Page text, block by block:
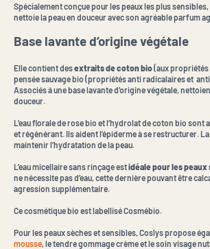
Spécialement conçue pour les peaux les plus
nettoie la peau en douceur avec son agréable parfum
Base lavante d’origine végétale
Elle contient desextraits de coton bio(aux propriétés
pensée sauvage bio (propriétés anti radicalaires et
Associés à une base lavante d’origine végétale,
douceur.
L’eau florale de rose bio et l’hydrolat de coton bio sont
et régénérant. Ils aident l’épiderme à se restructurer.
maintenir l’hydratation de la peau.
L’eau micellaire sans rinçage estidéale pour les peaux
ne nécessite pas d’eau, cette dernière pouvant être
agression supplémentaire.
Ce cosmétique bio est labellisé Cosmébio.
Pour les peaux sèches et sensibles, Coslys propose
mousse , le tendre gommage crème et le soin visage